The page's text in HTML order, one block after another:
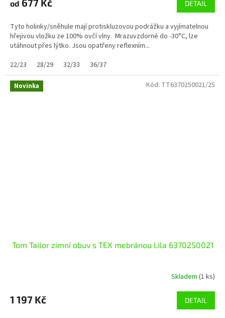
od DETAIL
Tyto holinky/sněhule mají protiskluzovou podrážku a vyjímatelnou
hřejivou vložku ze 100% ovčí vlny. Mrazuvzdorné do -30°C, lze
utáhnout přes lýtko. Jsou opatřeny reflexním...
22/23
28/29 32/33 36/37
Novinka
Tom Tailor zimní obuv s TEX mebránou Lila 6370250021
Skladem (1 ks)
1 197 Kč DETAIL
Kód: TT6370250021/25